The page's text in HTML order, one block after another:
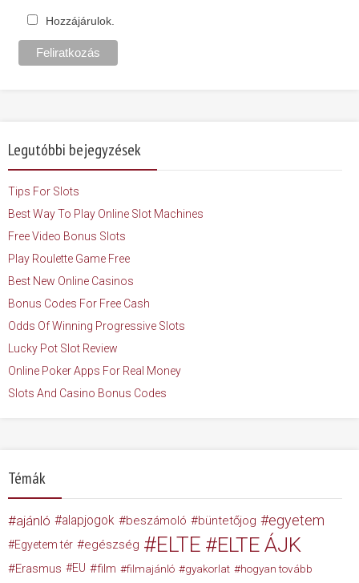
Hozzájárulok.
Legutóbbi bejegyzések
Tips For Slots
Best Way To Play Online Slot Machines
Free Video Bonus Slots
Play Roulette Game Free
Best New Online Casinos
Bonus Codes For Free Cash
Odds Of Winning Progressive Slots
Lucky Pot Slot Review
Online Poker Apps For Real Money
Slots And Casino Bonus Codes
Témák
ajánló alapjogok beszámoló büntetőjog egyetem
Egyetem tér egészség ELTE ELTE ÁJK
Erasmus EU film filmajánló gyakorlat hogyan tovább